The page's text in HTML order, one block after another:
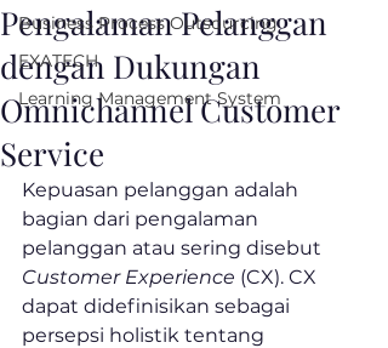
Business Process Outsourcing
EXATECH
Learning Management System
Pengalaman Pelanggan
dengan Dukungan
Omnichannel Customer
Service
Kepuasan pelanggan adalah
bagian dari pengalaman
pelanggan atau sering disebut
Customer Experience (CX). CX
dapat didefinisikan sebagai
persepsi holistik tentang